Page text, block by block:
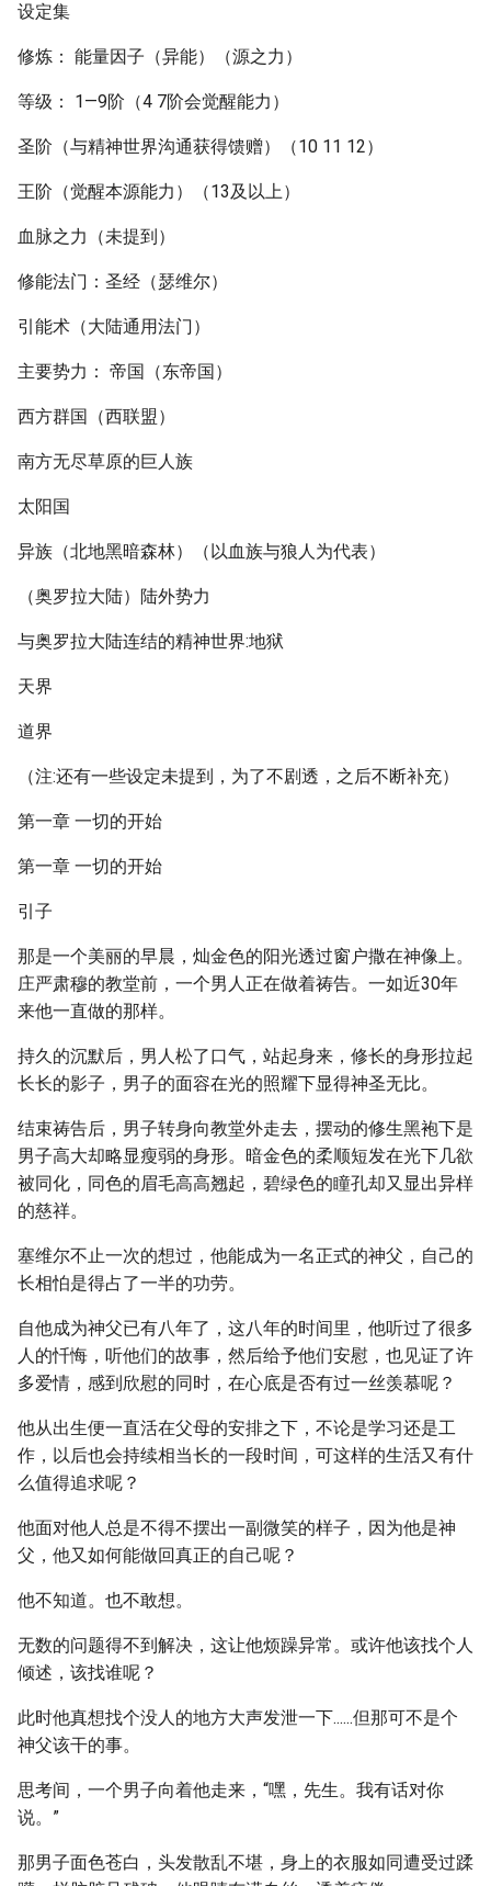
设定集
修炼： 能量因子（异能）（源之力）
等级： 1—9阶（4 7阶会觉醒能力）
圣阶（与精神世界沟通获得馈赠）（10 11 12）
王阶（觉醒本源能力）（13及以上）
血脉之力（未提到）
修能法门：圣经（瑟维尔）
引能术（大陆通用法门）
主要势力： 帝国（东帝国）
西方群国（西联盟）
南方无尽草原的巨人族
太阳国
异族（北地黑暗森林）（以血族与狼人为代表）
（奥罗拉大陆）陆外势力
与奥罗拉大陆连结的精神世界:地狱
天界
道界
（注:还有一些设定未提到，为了不剧透，之后不断补充）
第一章 一切的开始
第一章 一切的开始
引子
那是一个美丽的早晨，灿金色的阳光透过窗户撒在神像上。
庄严肃穆的教堂前，一个男人正在做着祷告。一如近30年
来他一直做的那样。
持久的沉默后，男人松了口气，站起身来，修长的身形拉起
长长的影子，男子的面容在光的照耀下显得神圣无比。
结束祷告后，男子转身向教堂外走去，摆动的修生黑袍下是
男子高大却略显瘦弱的身形。暗金色的柔顺短发在光下几欲
被同化，同色的眉毛高高翘起，碧绿色的瞳孔却又显出异样
的慈祥。
塞维尔不止一次的想过，他能成为一名正式的神父，自己的
长相怕是得占了一半的功劳。
自他成为神父已有八年了，这八年的时间里，他听过了很多
人的忏悔，听他们的故事，然后给予他们安慰，也见证了许
多爱情，感到欣慰的同时，在心底是否有过一丝羡慕呢？
他从出生便一直活在父母的安排之下，不论是学习还是工
作，以后也会持续相当长的一段时间，可这样的生活又有什
么值得追求呢？
他面对他人总是不得不摆出一副微笑的样子，因为他是神
父，他又如何能做回真正的自己呢？
他不知道。也不敢想。
无数的问题得不到解决，这让他烦躁异常。或许他该找个人
倾述，该找谁呢？
此时他真想找个没人的地方大声发泄一下......但那可不是个
神父该干的事。
思考间，一个男子向着他走来，“嘿，先生。我有话对你
说。”
那男子面色苍白，头发散乱不堪，身上的衣服如同遭受过蹂